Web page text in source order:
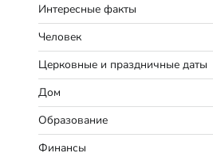
Интересные факты
Человек
Церковные и праздничные даты
Дом
Образование
Финансы